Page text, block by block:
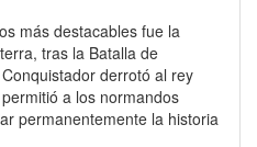
tras la Batalla de
derrotó al rey
a los normandos
permanentemente la historia